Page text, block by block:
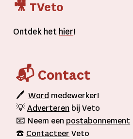
🎥 TVeto
Ontdek het hier!
📬 Contact
🖊Word medewerker!
💡Adverteren bij Veto
📧 Neem een postabonnement
☎️ Contacteer Veto